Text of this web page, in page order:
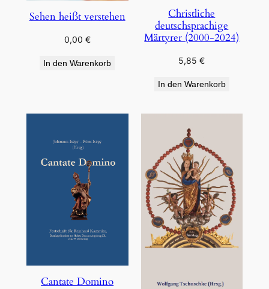
Sehen heißt verstehen
0,00 €
In den Warenkorb
Christliche
deutschsprachige
Märtyrer (2000-2024)
5,85€
In den Warenkorb
Cantate Domino